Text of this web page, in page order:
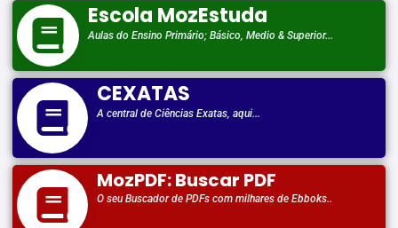
Escola MozEstuda
Aulas do Ensino Primário; Básico, Medio & Superior...
CEXATAS
A central de Ciências Exatas, aqui...
MozPDF: Buscar PDF
O seu Buscador de PDFs com milhares de Ebboks..